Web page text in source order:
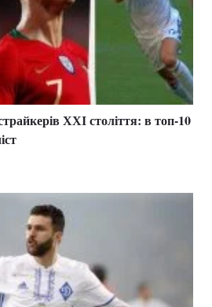
ХХІ століття: в топ-10